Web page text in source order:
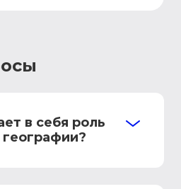
в себя роль